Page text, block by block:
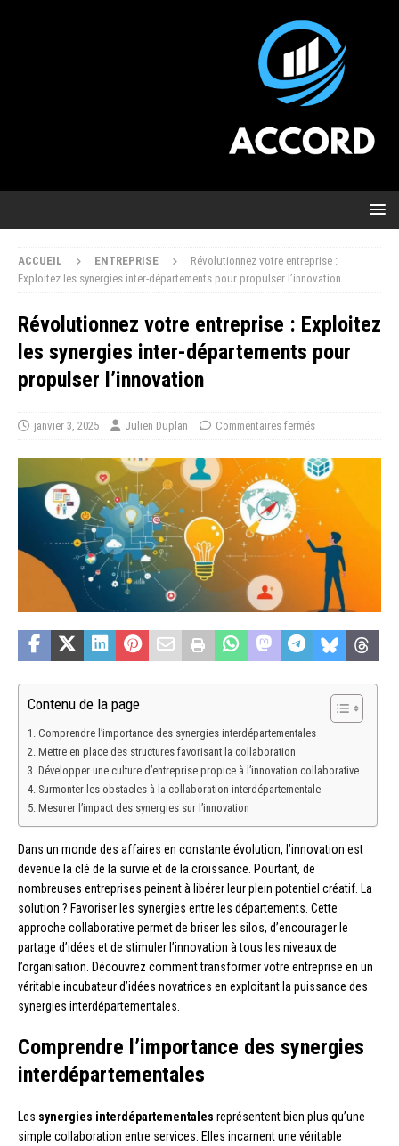
ACCUEIL ENTREPRISE
Révolutionnez votre entreprise :
Exploitez les synergies inter-départements pour propulser l’innovation
Révolutionnez votre entreprise : Exploitez
les synergies inter-départements pour
propulser l’innovation
janvier 3, 2025 Julien Duplan Commentaires fermés
Contenu de la page
Comprendre l’importance des synergies interdépartementales
Mettre en place des structures favorisant la collaboration
Développer une culture d’entreprise propice à l’innovation collaborative
Surmonter les obstacles à la collaboration interdépartementale
Mesurer l’impact des synergies sur l’innovation
Dans un monde des affaires en constante évolution, l’innovation est
devenue la clé de la survie et de la croissance. Pourtant, de
nombreuses entreprises peinent à libérer leur plein potentiel créatif. La
solution ? Favoriser les synergies entre les départements. Cette
approche collaborative permet de briser les silos, d’encourager le
partage d’idées et de stimuler l’innovation à tous les niveaux de
l’organisation. Découvrez comment transformer votre entreprise en un
véritable incubateur d’idées novatrices en exploitant la puissance des
synergies interdépartementales.
Comprendre l’importance des synergies
interdépartementales
Les synergies interdépartementales représentent bien plus qu’une
simple collaboration entre services. Elles incarnent une véritable